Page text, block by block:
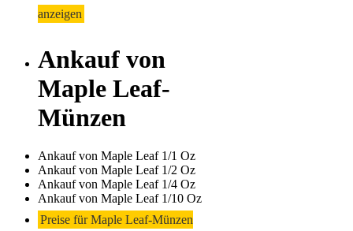
anzeigen
Ankauf von
Maple Leaf-
Münzen
Ankauf von Maple Leaf 1/1 Oz
Ankauf von Maple Leaf 1/2 Oz
Ankauf von Maple Leaf 1/4 Oz
Ankauf von Maple Leaf 1/10 Oz
Preise für Maple Leaf-Münzen